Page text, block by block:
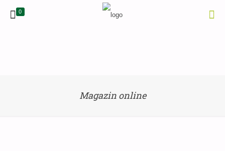
0
Magazin online